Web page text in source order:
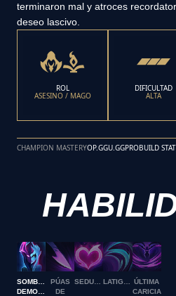
terminaron mal y atroces
deseo lascivo.
ROL
ASESINO / MAGO
DIFICULTAD
ALTA
CHAMPION MASTERYOP.GGU.GGPROBUILD
SOMBRA
PÚAS
DE
ÚLTIMA
CARICIA